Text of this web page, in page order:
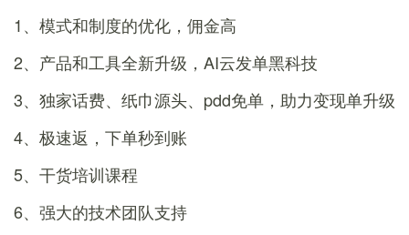
1、模式和制度的优化，佣金高
2、产品和工具全新升级，AI云发单黑科技
3、独家话费、纸巾源头、pdd免单，助力变现单升级
4、极速返，下单秒到账
5、干货培训课程
6、强大的技术团队支持